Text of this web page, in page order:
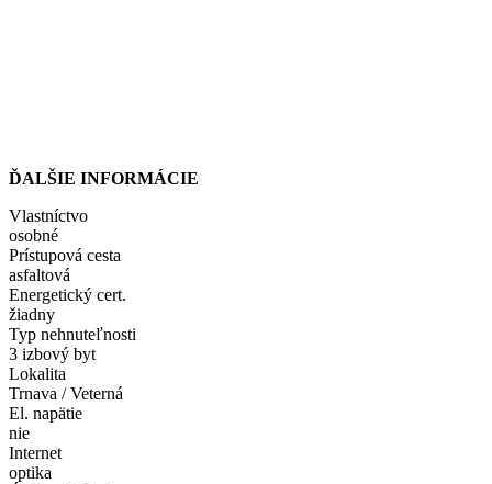
ĎALŠIE INFORMÁCIE
Vlastníctvo
osobné
Prístupová cesta
asfaltová
Energetický cert.
žiadny
Typ nehnuteľnosti
3 izbový byt
Lokalita
Trnava / Veterná
El. napätie
nie
Internet
optika